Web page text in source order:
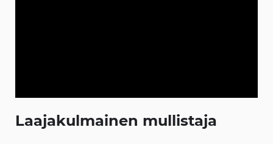
Laajakulmainen mullistaja